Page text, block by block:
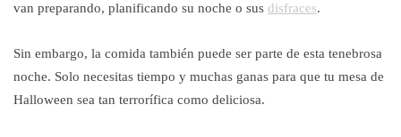
van preparando, planificando su noche o sus disfraces.
Sin embargo, la comida también puede ser parte de esta tenebrosa
noche. Solo necesitas tiempo y muchas ganas para que tu mesa de
Halloween sea tan terrorífica como deliciosa.